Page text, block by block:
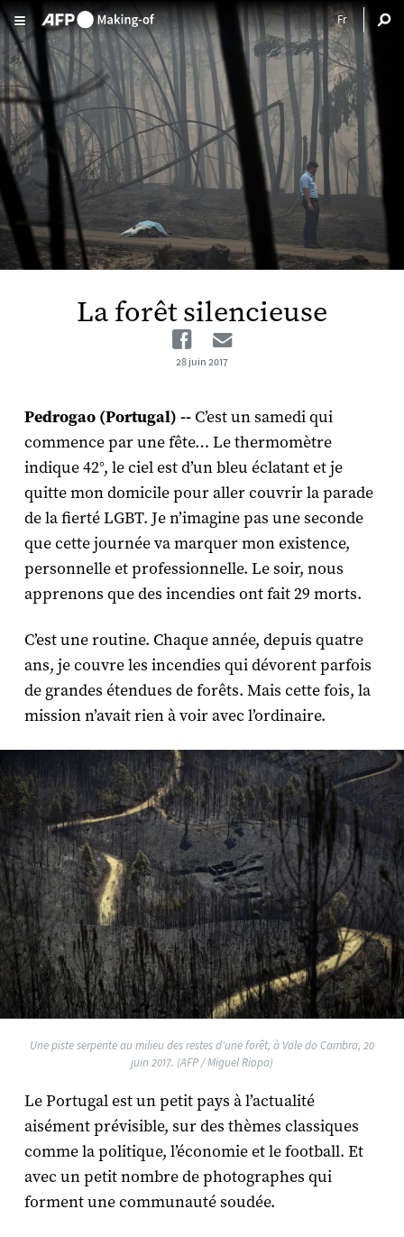
Aller au contenu principal
La forêt silencieuse
Facebook
28 juin 2017
Pedrogao (Portugal) -- C’est un samedi qui
commence par une fête… Le thermomètre
indique 42°, le ciel est d’un bleu éclatant et je
quitte mon domicile pour aller couvrir la parade
de la fierté LGBT. Je n’imagine pas une seconde
que cette journée va marquer mon existence,
personnelle et professionnelle. Le soir, nous
apprenons que des incendies ont fait 29 morts.
C’est une routine. Chaque année, depuis quatre
ans, je couvre les incendies qui dévorent parfois
de grandes étendues de forêts. Mais cette fois, la
mission n’avait rien à voir avec l’ordinaire.
Une piste serpente au milieu des restes d'une forêt, à Vale do Cambra, 20
juin 2017. (AFP / Miguel Riopa)
Le Portugal est un petit pays à l’actualité
aisément prévisible, sur des thèmes classiques
comme la politique, l’économie et le football. Et
avec un petit nombre de photographes qui
forment une communauté soudée.